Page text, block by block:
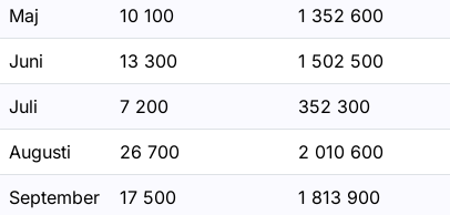
Maj 10 100 1 352 600
Juni 13 300 1 502 500
Juli 7 200 352 300
Augusti 26 700 2 010 600
September 17 500 1 813 900